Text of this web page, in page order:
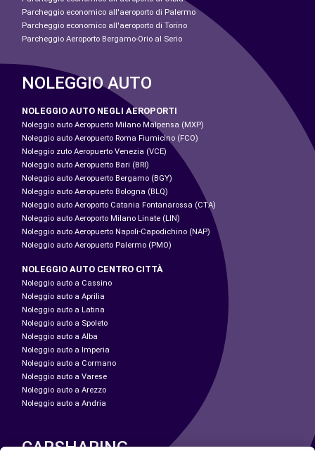
Parcheggio economico all'aeroporto di Palermo
Parcheggio economico all'aeroporto di Torino
Parcheggio Aeroporto Bergamo-Orio al Serio
NOLEGGIO AUTO
NOLEGGIO AUTO NEGLI AEROPORTI
Noleggio auto Aeropuerto Milano Malpensa (MXP)
Noleggio auto Aeropuerto Roma Fiumicino (FCO)
Noleggio zuto Aeropuerto Venezia (VCE)
Noleggio auto Aeropuerto Bari (BRI)
Noleggio auto Aeropuerto Bergamo (BGY)
Noleggio auto Aeropuerto Bologna (BLQ)
Noleggio auto Aeroporto Catania Fontanarossa (CTA)
Noleggio auto Aeroporto Milano Linate (LIN)
Noleggio auto Aeropuerto Napoli-Capodichino (NAP)
Noleggio auto Aeropuerto Palermo (PMO)
NOLEGGIO AUTO CENTRO CITTÀ
Noleggio auto a Cassino
Noleggio auto a Aprilia
Noleggio auto a Latina
Noleggio auto a Spoleto
Noleggio auto a Alba
Noleggio auto a Imperia
Noleggio auto a Cormano
Noleggio auto a Varese
Noleggio auto a Arezzo
Noleggio auto a Andria
CARSHARING